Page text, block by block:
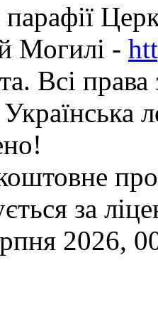
Могилі -
Всі
за
2026,